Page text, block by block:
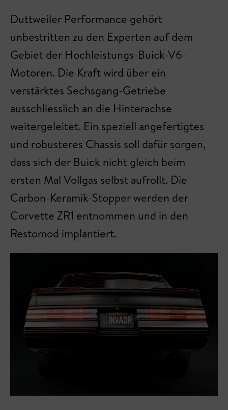
Duttweiler Performance gehört
unbestritten zu den Experten auf dem
Gebiet der Hochleistungs-Buick-V6-
Motoren. Die Kraft wird über ein
verstärktes Sechsgang-Getriebe
ausschliesslich an die Hinterachse
weitergeleitet. Ein speziell angefertigtes
und robusteres Chassis soll dafür sorgen,
dass sich der Buick nicht gleich beim
ersten Mal Vollgas selbst aufrollt. Die
Carbon-Keramik-Stopper werden der
Corvette ZR1 entnommen und in den
Restomod implantiert.